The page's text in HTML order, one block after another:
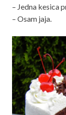
– Jedna kesica
– Osam jaja.